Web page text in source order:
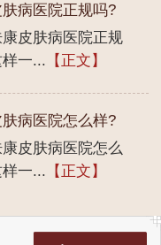
病医院正规吗?
皮肤病医院正规
一... 【正文】
病医院怎么样?
皮肤病医院怎么
一... 【正文】